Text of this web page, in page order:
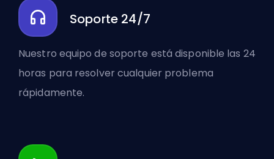
Soporte 24/7
Nuestro equipo de soporte está disponible las 24
horas para resolver cualquier problema
rápidamente.